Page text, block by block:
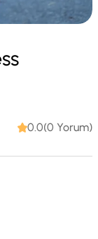
0.0(0 Yorum)